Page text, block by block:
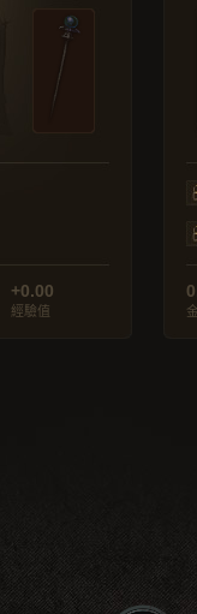
+0.00
經驗值